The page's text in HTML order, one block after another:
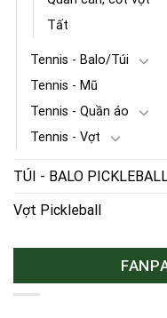
Tất
Tennis - Balo/Túi
Tennis - Mũ
Tennis - Quần áo
Tennis - Vợt
TÚI - BALO
Vợt Pickleball